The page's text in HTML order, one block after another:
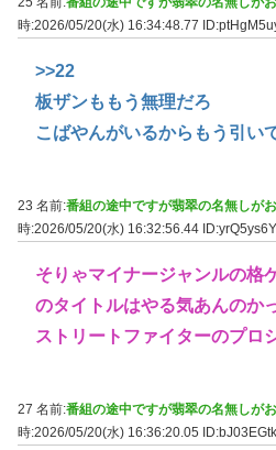
時:2026/05/20(水) 16:34:48.77
>>22
板ザンももう無理だろ
こばやんがいるからもう引い
23 名前:番組の途中ですが翡翠の名無しが
時:2026/05/20(水) 16:32:56.44
そりゃマイナージャンルの格
のタイトルはやる気あんのか
ストリートファイターのプロ
27 名前:番組の途中ですが翡翠の名無しが
時:2026/05/20(水) 16:36:20.05